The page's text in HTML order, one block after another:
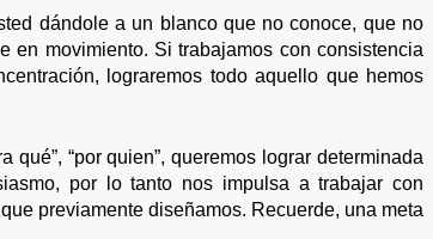
dándole a un blanco que no conoce, que no
en movimiento. Si trabajamos con consistencia
lograremos todo aquello que hemos
qué”, “por quien”, queremos lograr determinada
por lo tanto nos impulsa a trabajar con
previamente diseñamos. Recuerde, una meta